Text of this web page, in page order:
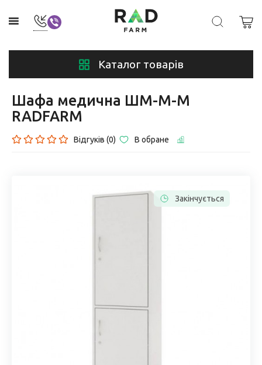
Каталог товарів
Шафа медична ШМ-М-М
RADFARM
Відгуків (0) В обране
Закінчується